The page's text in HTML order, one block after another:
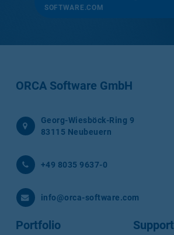
SOFTWARE.COM
ORCA Software GmbH
Georg-Wiesböck-Ring 9
83115 Neubeuern
+49 8035 9637-0
info@orca-software.com
Portfolio Support